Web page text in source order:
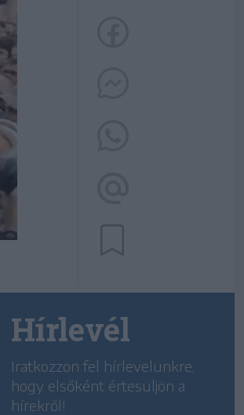
Hírlevél
Iratkozzon fel hírlevelünkre,
hogy elsőként értesüljön a
hírekről!